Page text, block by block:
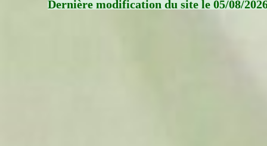
Dernière modification du site le 05/08/